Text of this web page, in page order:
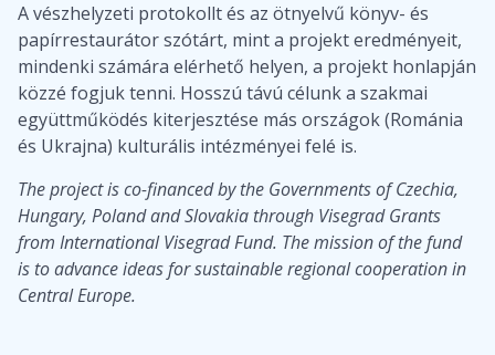
A vészhelyzeti protokollt és az ötnyelvű könyv- és
papírrestaurátor szótárt, mint a projekt eredményeit,
mindenki számára elérhető helyen, a projekt honlapján
közzé fogjuk tenni. Hosszú távú célunk a szakmai
együttműködés kiterjesztése más országok (Románia
és Ukrajna) kulturális intézményei felé is.
The project is co-financed by the Governments of Czechia,
Hungary, Poland and Slovakia through Visegrad Grants
from International Visegrad Fund. The mission of the fund
is to advance ideas for sustainable regional cooperation in
Central Europe.